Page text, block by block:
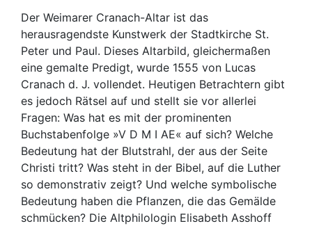
Der Weimarer Cranach-Altar ist das
herausragendste Kunstwerk der Stadtkirche St.
Peter und Paul. Dieses Altarbild, gleichermaßen
eine gemalte Predigt, wurde 1555 von Lucas
Cranach d. J. vollendet. Heutigen Betrachtern gibt
es jedoch Rätsel auf und stellt sie vor allerlei
Fragen: Was hat es mit der prominenten
Buchstabenfolge »V D M I AE« auf sich? Welche
Bedeutung hat der Blutstrahl, der aus der Seite
Christi tritt? Was steht in der Bibel, auf die Luther
so demonstrativ zeigt? Und welche symbolische
Bedeutung haben die Pflanzen, die das Gemälde
schmücken? Die Altphilologin Elisabeth Asshoff